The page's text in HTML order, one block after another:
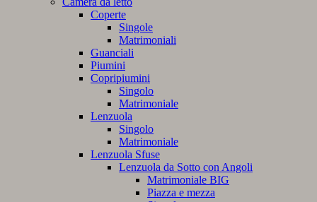
Coperte
Singole
Matrimoniali
Guanciali
Piumini
Copripiumini
Singolo
Matrimoniale
Lenzuola
Singolo
Matrimoniale
Lenzuola Sfuse
Lenzuola da Sotto con Angoli
Matrimoniale BIG
Piazza e mezza